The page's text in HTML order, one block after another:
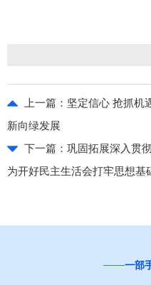
上一篇： 坚定信心 抢抓机
新向绿发展
下一篇： 巩固拓展深入贯
为开好民主生活会打牢思想基
一部手机办事通